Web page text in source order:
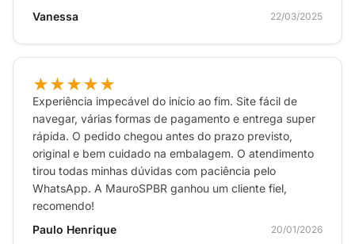
Vanessa
22/03/2025
★★★★★
Experiência impecável do início ao fim. Site fácil de
navegar, várias formas de pagamento e entrega super
rápida. O pedido chegou antes do prazo previsto,
original e bem cuidado na embalagem. O atendimento
tirou todas minhas dúvidas com paciência pelo
WhatsApp. A MauroSPBR ganhou um cliente fiel,
recomendo!
Paulo Henrique
20/01/2026